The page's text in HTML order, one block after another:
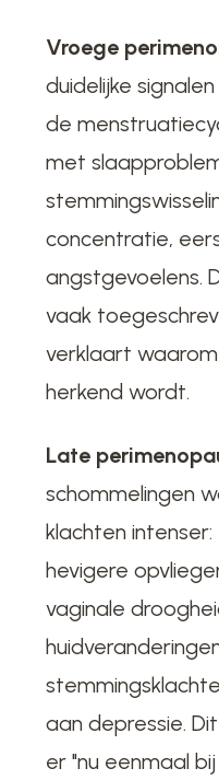
Vroege
duidelijke
de
met
concentratie,
angstgevoelens.
vaak
verklaart
herkend wordt.
Late
schommelingen
klachten
hevigere
vaginale
aan depressie.
er "nu eenmaal